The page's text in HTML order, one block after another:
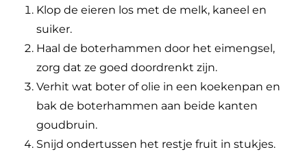
Klop de eieren los met de melk, kaneel en
suiker.
Haal de boterhammen door het eimengsel,
zorg dat ze goed doordrenkt zijn.
Verhit wat boter of olie in een koekenpan en
bak de boterhammen aan beide kanten
goudbruin.
Snijd ondertussen het restje fruit in stukjes.